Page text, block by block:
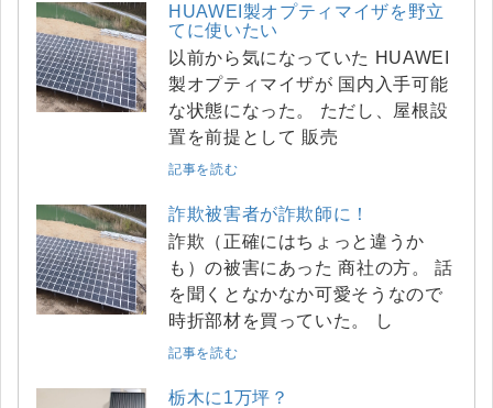
HUAWEI製オプティマイザを野立
てに使いたい
以前から気になっていた HUAWEI
製オプティマイザが 国内入手可能
な状態になった。 ただし、屋根設
置を前提として 販売
記事を読む
詐欺被害者が詐欺師に！
詐欺（正確にはちょっと違うか
も）の被害にあった 商社の方。 話
を聞くとなかなか可愛そうなので
時折部材を買っていた。 し
記事を読む
栃木に1万坪？